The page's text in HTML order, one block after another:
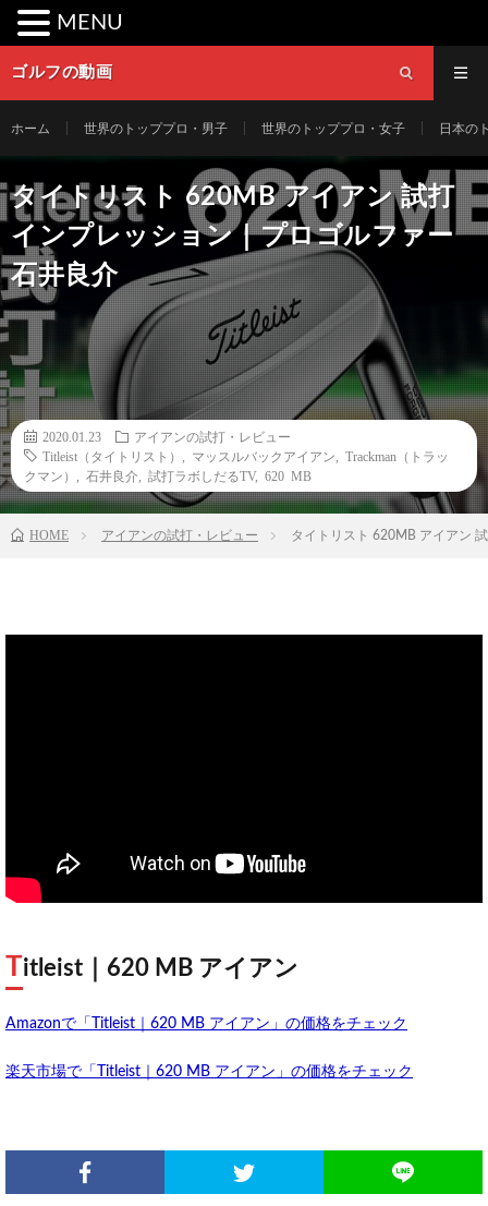
ゴルフの動画
ホーム 世界のトッププロ・男子 世界のトッププロ・女子 日本の
タイトリスト 620MB アイアン 試打
インプレッション｜プロゴルファー
石井良介
2020.01.23
アイアンの試打・レビュー
Titleist（タイトリスト）
マッスルバックアイアン
Trackman（トラッ
クマン）
石井良介 試打ラボしだるTV, 620 MB
HOME アイアンの試打・レビュー タイトリスト 620MB アイアン
Titleist｜620 MB アイアン
Amazonで「Titleist｜620 MB アイアン」の価格をチェック
楽天市場で「Titleist｜620 MB アイアン」の価格をチェック
MENU